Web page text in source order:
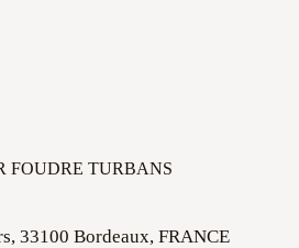
FOUDRE TURBANS
33100 Bordeaux, FRANCE